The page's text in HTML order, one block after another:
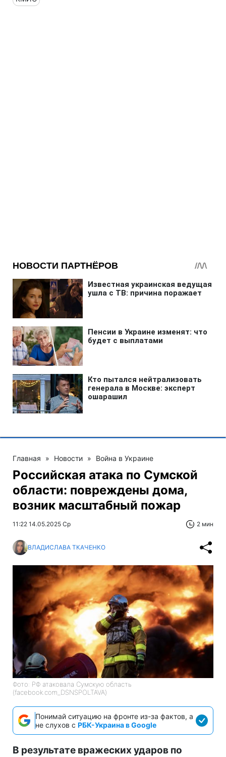
Главная » Новости » Война в Украине
Российская атака по Сумской
области: повреждены дома,
возник масштабный пожар
11:22 14.05.2025 Ср 2 мин
ВЛАДИСЛАВА ТКАЧЕНКО
Фото: РФ атаковала Сумскую область
(facebook.com_DSNSPOLTAVA)
Понимай ситуацию на фронте из-за фактов, а
не слухов с РБК-Украина в Google
В результате вражеских ударов по